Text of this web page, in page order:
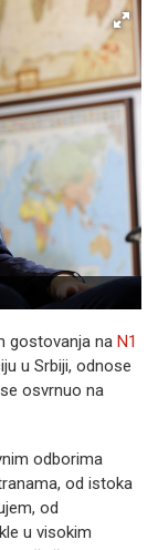
gostovanja na N1
u Srbiji, odnose
osvrnuo na
odborima
od istoka
od
u visokim